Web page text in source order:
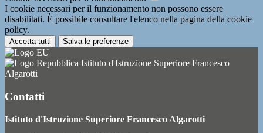
I cookie necessari per il funzionamento non possono essere
disabilitati. È possibile consultare l'elenco nella pagina della cookie
policy.
Accetta tutti Salva le preferenze
Istituto d'Istruzione Superiore Francesco
Algarotti
Contatti
Istituto d'Istruzione Superiore Francesco Algarotti